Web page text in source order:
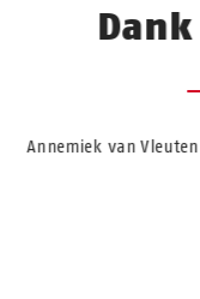
Dank
Annemiek van